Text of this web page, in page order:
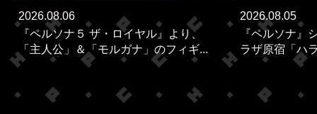
2026.08.06
『ペルソナ５ ザ・ロイヤル』より、
「主人公」＆「モルガナ」のフィギ...
2026.08.05
『ペルソナ』
ラザ原宿「ハ